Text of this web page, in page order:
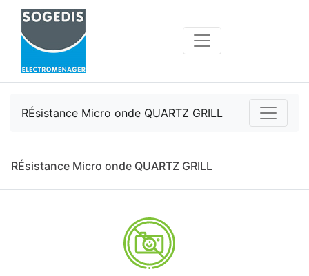
RÉsistance Micro onde QUARTZ GRILL
RÉsistance Micro onde QUARTZ GRILL